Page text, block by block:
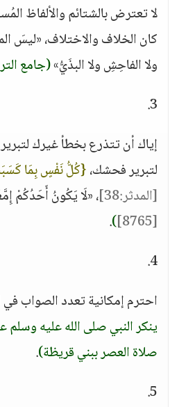
لا تعترض بالشتائم والألفاظ
كان الخلاف والاختلاف، «ليسَ
ولا الفاحِشِ ولا البذَيُّ»(جامع
3.
إياك أن تتذرع بخطأ غيرك
لتبرير فحشك،{كُلُّ نَفْسٍ بِمَا
[المدثر:38]
، «لَا يَكُونُ أَحَدُكُمْ
[8765]
)
.
4.
احترم إمكانية تعدد الصواب في
ينكر النبي صلى الله عليه
صلاة العصر ببني قريظة).
5.